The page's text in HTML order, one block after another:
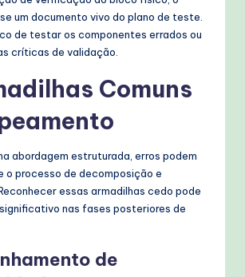
um documento vivo do plano de teste.
de testar os componentes errados ou
críticas de validação.
Comuns
abordagem estruturada, erros podem
o processo de decomposição e
essas armadilhas cedo pode
nas fases posteriores de
de